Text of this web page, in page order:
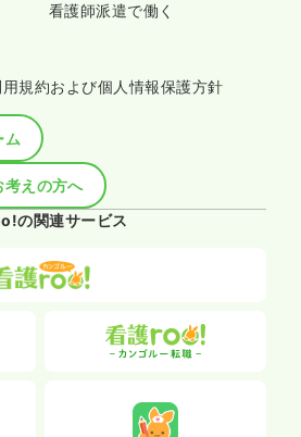
看護師派遣で働く
規約および個人情報保護方針
ム
えの方へ
の関連サービス